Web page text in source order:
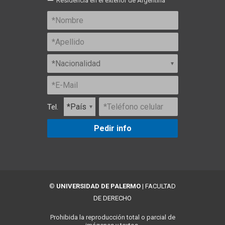
Tel.
Pedir info
© UNIVERSIDAD DE PALERMO | FACULTAD
DE DERECHO
Prohibida la reproducción total o parcial de